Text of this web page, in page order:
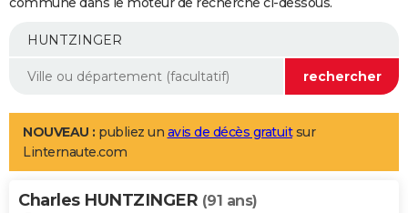
Essais
Réserver un essai
Citadines
Berlines
SUV
Forum auto
+
Mobiles
Meilleur smartphone
Internet
Ordinateurs
Jeux vidéo
Guide high-tech
Aménagement intérieur
LIFESTYLE
Art de vivre
Bien-être
Loisirs
Mode
Modes de vie
Alimentation
Guide de la santé
Maladies
Médicaments
Sommeil
VOYAGE
NOUVEAU : publiez un avis de décès gratuitsur
Linternaute.com
Charles HUNTZINGER (91 ans)